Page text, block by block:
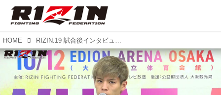
HOME RIZIN.19 試合後インタビュー Vol.1（第1〜4試合）